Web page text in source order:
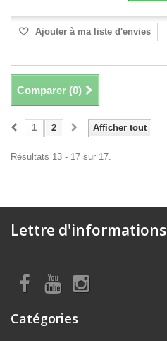
Ajouter à ma liste d'envies
Comparer (0)
Afficher tout
1 2
Résultats 13 - 17 sur 17.
Lettre d'informations
Catégories